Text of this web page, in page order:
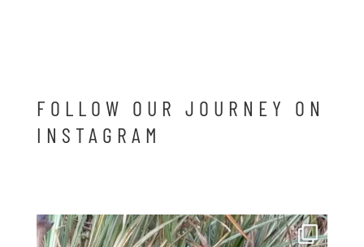
FOLLOW OUR JOURNEY ON
INSTAGRAM